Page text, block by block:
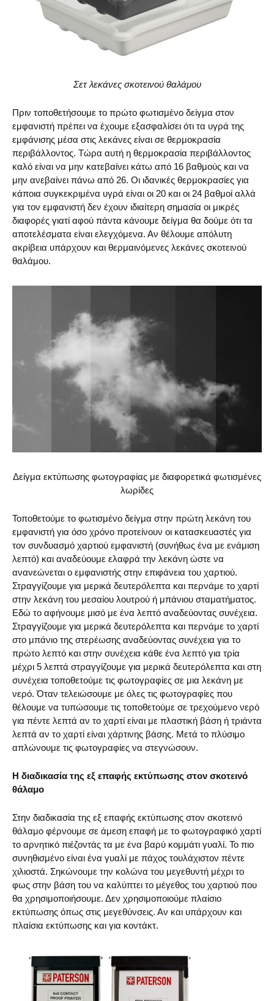
Σετ λεκάνες σκοτεινού θαλάμου
Πριν τοποθετήσουμε το πρώτο φωτισμένο δείγμα στον
εμφανιστή πρέπει να έχουμε εξασφαλίσει ότι τα υγρά της
εμφάνισης μέσα στις λεκάνες είναι σε θερμοκρασία
περιβάλλοντος. Τώρα αυτή η θερμοκρασία περιβάλλοντος
καλό είναι να μην κατεβαίνει κάτω από 16 βαθμούς και να
μην ανεβαίνει πάνω από 26. Οι ιδανικές θερμοκρασίες για
κάποια συγκεκριμένα υγρά είναι οι 20 και οι 24 βαθμοί αλλά
για τον εμφανιστή δεν έχουν ιδιαίτερη σημασία οι μικρές
διαφορές γιατί αφού πάντα κάνουμε δείγμα θα δούμε ότι τα
αποτελέσματα είναι ελεγχόμενα. Αν θέλουμε απόλυτη
ακρίβεια υπάρχουν και θερμαινόμενες λεκάνες σκοτεινού
θαλάμου.
Δείγμα εκτύπωσης φωτογραφίας με διαφορετικά φωτισμένες
λωρίδες
Τοποθετούμε το φωτισμένο δείγμα στην πρώτη λεκάνη του
εμφανιστή για όσο χρόνο προτείνουν οι κατασκευαστές για
τον συνδυασμό χαρτιού εμφανιστή (συνήθως ένα με ενάμιση
λεπτό) και αναδεύουμε ελαφρά την λεκάνη ώστε να
ανανεώνεται ο εμφανιστής στην επιφάνεια του χαρτιού.
Στραγγίζουμε για μερικά δευτερόλεπτα και περνάμε το χαρτί
στην λεκάνη του μεσαίου λουτρού ή μπάνιου σταματήματος.
Εδώ το αφήνουμε μισό με ένα λεπτό αναδεύοντας συνέχεια.
Στραγγίζουμε για μερικά δευτερόλεπτα και περνάμε το χαρτί
στο μπάνιο της στερέωσης αναδεύοντας συνέχεια για το
πρώτο λεπτό και στην συνέχεια κάθε ένα λεπτό για τρία
μέχρι 5 λεπτά στραγγίζουμε για μερικά δευτερόλεπτα και στη
συνέχεια τοποθετούμε τις φωτογραφίες σε μια λεκάνη με
νερό. Όταν τελειώσουμε με όλες τις φωτογραφίες που
θέλουμε να τυπώσουμε τις τοποθετούμε σε τρεχούμενο νερό
για πέντε λεπτά αν το χαρτί είναι με πλαστική βάση ή τριάντα
λεπτά αν το χαρτί είναι χάρτινης βάσης. Μετά το πλύσιμο
απλώνουμε τις φωτογραφίες να στεγνώσουν.
Η διαδικασία της εξ επαφής εκτύπωσης στον σκοτεινό
θάλαμο
Στην διαδικασία της εξ επαφής εκτύπωσης στον σκοτεινό
θάλαμο φέρνουμε σε άμεση επαφή με το φωτογραφικό χαρτί
το αρνητικό πιέζοντάς τα με ένα βαρύ κομμάτι γυαλί. Το πιο
συνηθισμένο είναι ένα γυαλί με πάχος τουλάχιστον πέντε
χιλιοστά. Σηκώνουμε την κολώνα του μεγεθυντή μέχρι το
φως στην βάση του να καλύπτει το μέγεθος του χαρτιού που
θα χρησιμοποιήσουμε. Δεν χρησιμοποιούμε πλαίσιο
εκτύπωσης όπως στις μεγεθύνσεις. Αν και υπάρχουν και
πλαίσια εκτύπωσης και για κοντάκτ.